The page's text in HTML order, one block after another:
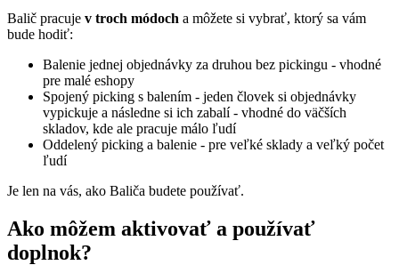
Balič pracuje v troch módoch a môžete si vybrať, ktorý sa vám
bude hodiť:
Balenie jednej objednávky za druhou bez pickingu - vhodné
pre malé eshopy
Spojený picking s balením - jeden človek si objednávky
vypickuje a následne si ich zabalí - vhodné do väčších
skladov, kde ale pracuje málo ľudí
Oddelený picking a balenie - pre veľké sklady a veľký počet
ľudí
Je len na vás, ako Baliča budete používať.
Ako môžem aktivovať a používať
doplnok?